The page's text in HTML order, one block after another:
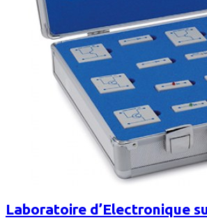
Laboratoire d’Electronique